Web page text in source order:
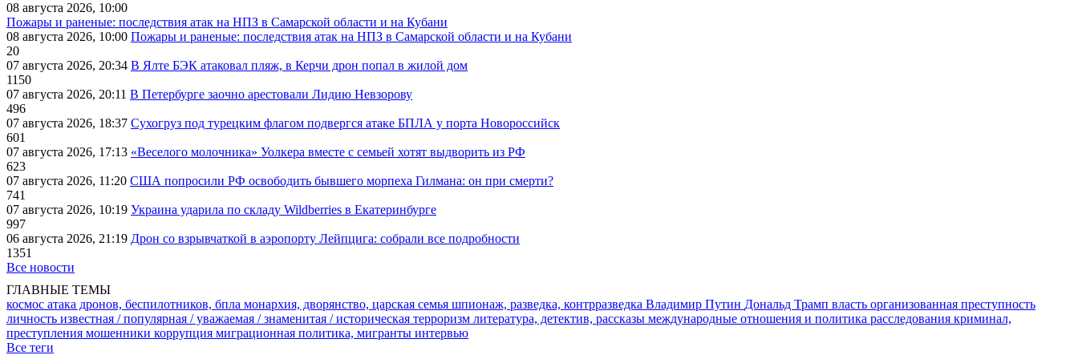
08 августа 2026, 10:00
Пожары и раненые: последствия атак на НПЗ в Самарской области и на Кубани
08 августа 2026, 10:00 Пожары и раненые: последствия атак на НПЗ в Самарской области и на Кубани
20
07 августа 2026, 20:34 В Ялте БЭК атаковал пляж, в Керчи дрон попал в жилой дом
1150
07 августа 2026, 20:11 В Петербурге заочно арестовали Лидию Невзорову
496
07 августа 2026, 18:37 Сухогруз под турецким флагом подвергся атаке БПЛА у порта Новороссийск
601
07 августа 2026, 17:13 «Веселого молочника» Уолкера вместе с семьей хотят выдворить из РФ
623
07 августа 2026, 11:20 США попросили РФ освободить бывшего морпеха Гилмана: он при смерти?
741
07 августа 2026, 10:19 Украина ударила по складу Wildberries в Екатеринбурге
997
06 августа 2026, 21:19 Дрон со взрывчаткой в аэропорту Лейпцига: собрали все подробности
1351
Все новости
ГЛАВНЫЕ ТЕМЫ
космос атака дронов, беспилотников, бпла монархия, дворянство, царская семья шпионаж, разведка, контрразведка Владимир Путин Дональд Трамп власть организованная преступность
личность известная / популярная / уважаемая / знаменитая / историческая терроризм литература, детектив, рассказы международные отношения и политика расследования криминал,
преступления мошенники коррупция миграционная политика, мигранты интервью
Все теги